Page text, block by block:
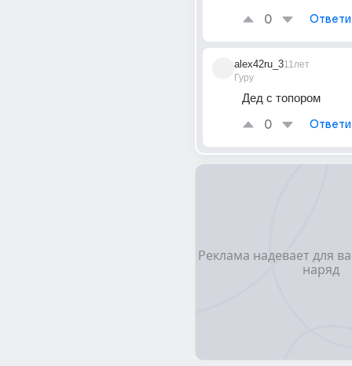
0
alex42ru_3
Гуру
11лет
Дед с топором
0